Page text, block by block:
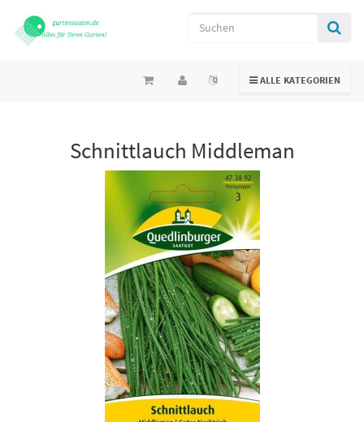
TOGGLE NAVIGATION
ALLE KATEGORIEN
Schnittlauch Middleman